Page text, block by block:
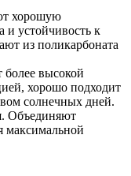
хорошую
и устойчивость к
из поликарбоната
высокой
хорошо подходит
солнечных дней.
. Объединяют
максимальной